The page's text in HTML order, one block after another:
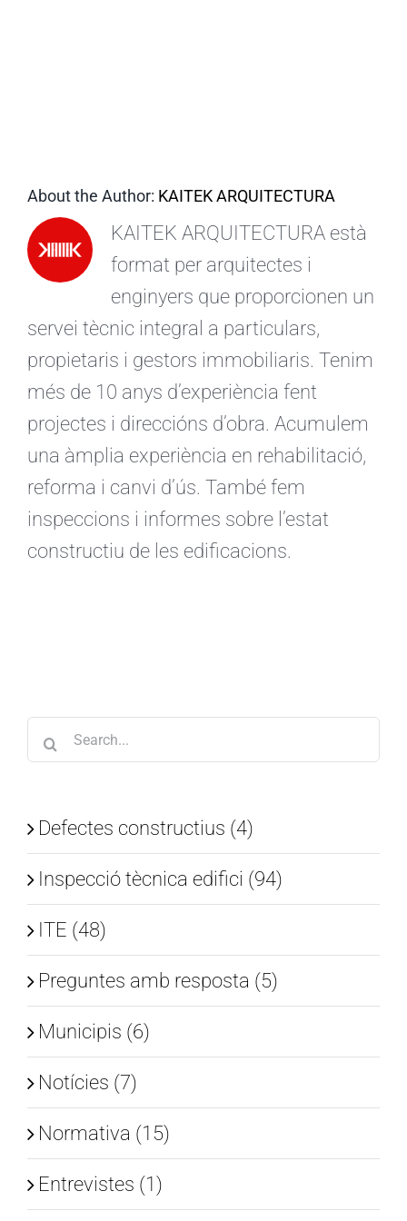
About the Author: KAITEK ARQUITECTURA
KAITEK ARQUITECTURA està
format per arquitectes i
enginyers que proporcionen un
servei tècnic integral a particulars,
propietaris i gestors immobiliaris. Tenim
més de 10 anys d’experiència fent
projectes i direccións d’obra. Acumulem
una àmplia experiència en rehabilitació,
reforma i canvi d’ús. També fem
inspeccions i informes sobre l’estat
constructiu de les edificacions.
Search
for:
Defectes constructius (4)
Inspecció tècnica edifici (94)
ITE (48)
Preguntes amb resposta (5)
Municipis (6)
Notícies (7)
Normativa (15)
Entrevistes (1)